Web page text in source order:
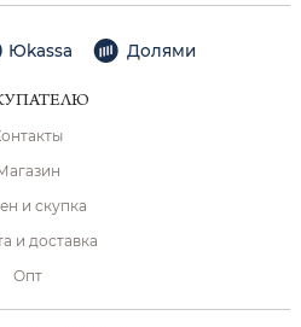
Юkassa Долями
и скупка
и доставка
Опт